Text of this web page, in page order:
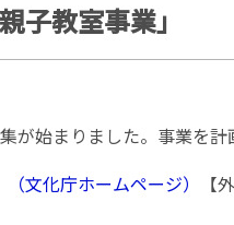
子教室事業」
が始まりました。事業を計
文化庁ホームページ）
【